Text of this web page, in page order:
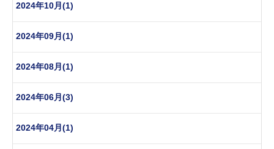
2024年10月(1)
2024年09月(1)
2024年08月(1)
2024年06月(3)
2024年04月(1)